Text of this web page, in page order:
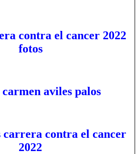
contra el cancer 2022
fotos
aviles palos
carrera contra el cancer
2022